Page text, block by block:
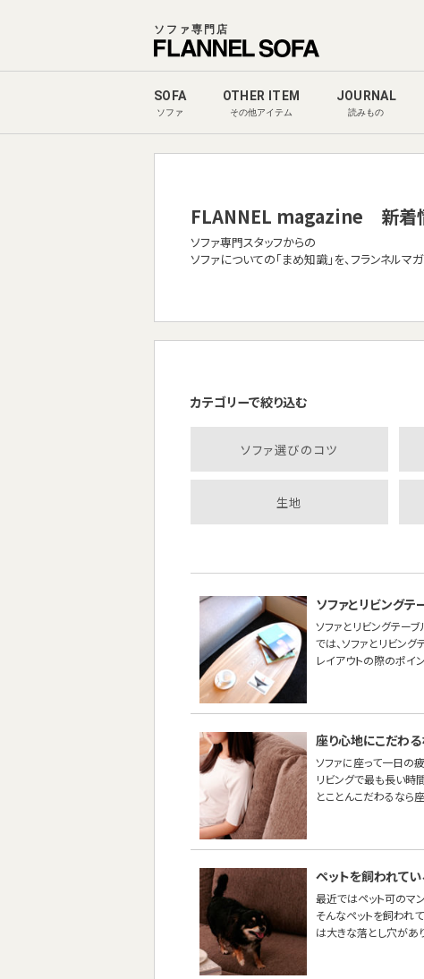
ソファ専門店
SOFA
ソファ
OTHER ITEM
その他アイテム
JOURNAL
読みもの
FLANNEL magazine 新着
ソファ専門スタッフからの
ソファについての「まめ知識」を、フランネルマ
カテゴリーで絞り込む
ソファ選びのコツ
生地
ソファとリビング
ソファとリビングテー
では、ソファとリビン
レイアウトの際のポイ
座り心地にこだわ
ソファに座って一日の
リビングで最も長い時
とことんこだわるなら
ペットを飼われて
最近ではペット可のマ
そんなペットを飼われ
は大きな落とし穴が